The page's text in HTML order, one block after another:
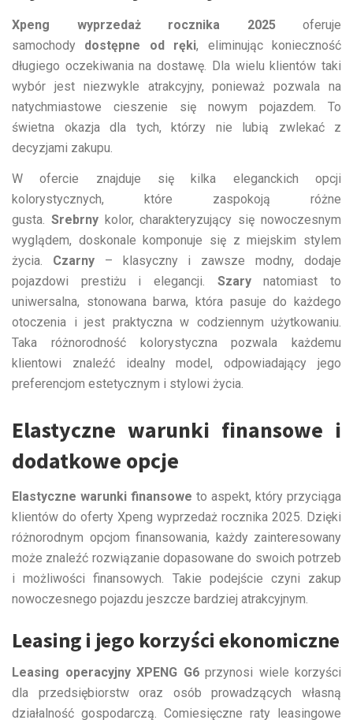
Xpeng wyprzedaż rocznika 2025oferuje
samochody dostępne od ręki, eliminując konieczność
długiego oczekiwania na dostawę. Dla wielu klientów taki
wybór jest niezwykle atrakcyjny, ponieważ pozwala na
natychmiastowe cieszenie się nowym pojazdem. To
świetna okazja dla tych, którzy nie lubią zwlekać z
decyzjami zakupu.
W ofercie znajduje się kilka eleganckich opcji
kolorystycznych, które zaspokoją różne
gusta. Srebrnykolor, charakteryzujący się nowoczesnym
wyglądem, doskonale komponuje się z miejskim stylem
życia. Czarny– klasyczny i zawsze modny, dodaje
pojazdowi prestiżu i elegancji. Szarynatomiast to
uniwersalna, stonowana barwa, która pasuje do każdego
otoczenia i jest praktyczna w codziennym użytkowaniu.
Taka różnorodność kolorystyczna pozwala każdemu
klientowi znaleźć idealny model, odpowiadający jego
preferencjom estetycznym i stylowi życia.
Elastyczne warunki finansowe i
dodatkowe opcje
Elastyczne warunki finansowe to aspekt, który przyciąga
klientów do oferty Xpeng wyprzedaż rocznika 2025. Dzięki
różnorodnym opcjom finansowania, każdy zainteresowany
może znaleźć rozwiązanie dopasowane do swoich potrzeb
i możliwości finansowych. Takie podejście czyni zakup
nowoczesnego pojazdu jeszcze bardziej atrakcyjnym.
Leasing i jego korzyści ekonomiczne
Leasing operacyjny XPENG G6przynosi wiele korzyści
dla przedsiębiorstw oraz osób prowadzących własną
działalność gospodarczą. Comiesięczne raty leasingowe